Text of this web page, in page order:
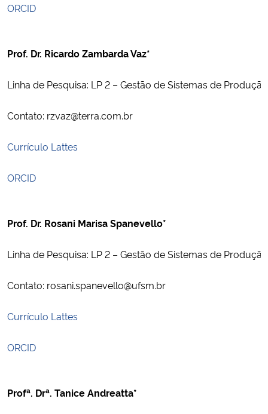
ORCID
Prof. Dr. Ricardo Zambarda Vaz*
Linha de Pesquisa: LP 2 – Gestão de Sistemas de
Contato: rzvaz@terra.com.br
Currículo Lattes
ORCID
Prof. Dr. Rosani Marisa Spanevello*
Linha de Pesquisa: LP 2 – Gestão de Sistemas de
Contato: rosani.spanevello@ufsm.br
Currículo Lattes
ORCID
Profª. Drª. Tanice Andreatta*